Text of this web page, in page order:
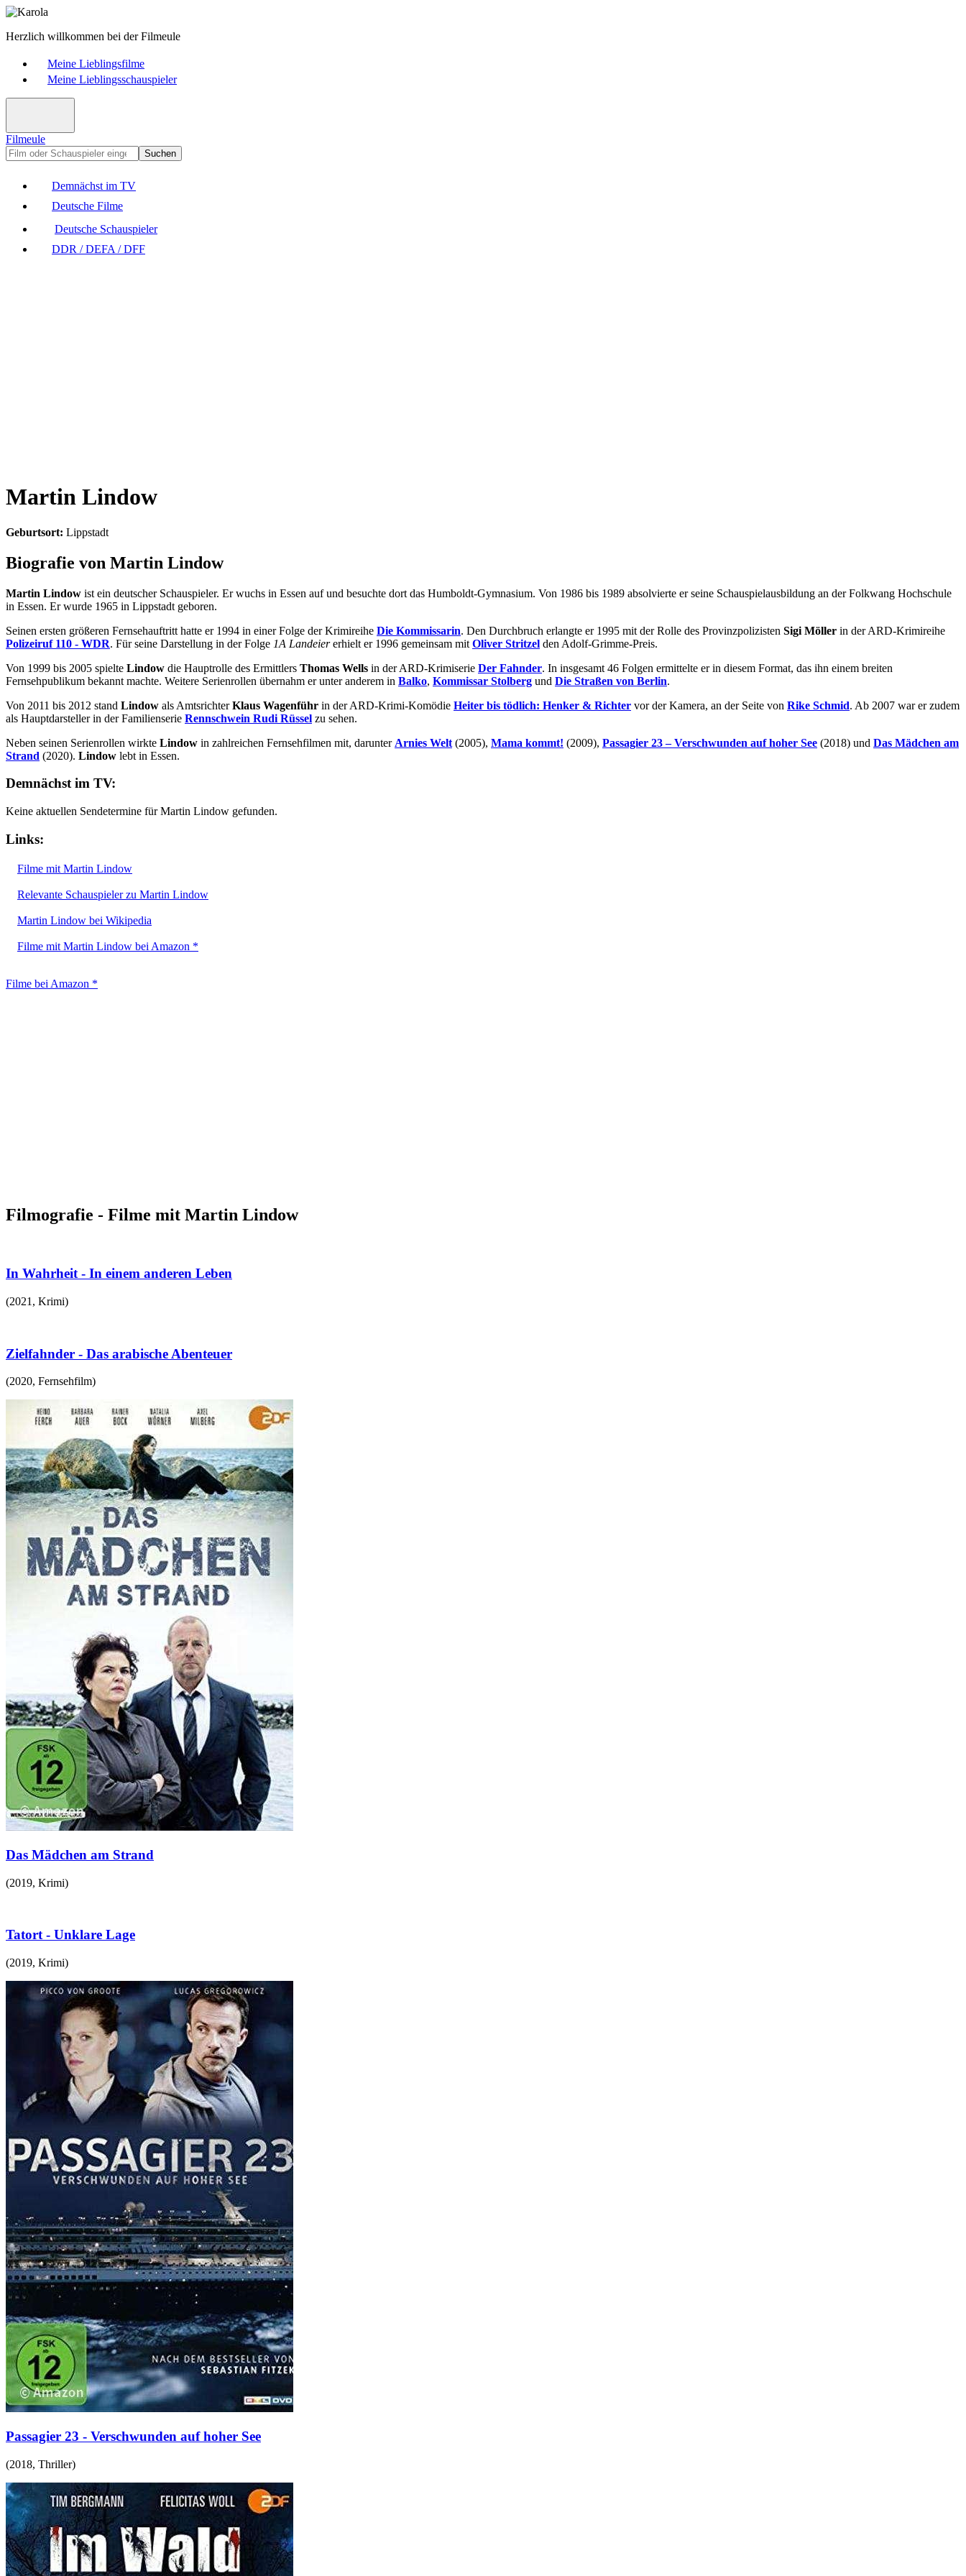
Herzlich willkommen bei der Filmeule
Meine Lieblingsfilme
Meine Lieblingsschauspieler
Filmeule
Suchen
Demnächst im TV
Deutsche Filme
Deutsche Schauspieler
DDR / DEFA / DFF
Martin Lindow
Geburtsort: Lippstadt
Biografie von Martin Lindow
Martin Lindow ist ein deutscher Schauspieler. Er wuchs in Essen auf und besuchte dort das Humboldt-Gymnasium. Von 1986 bis 1989 absolvierte er seine Schauspielausbildung an der Folkwang Hochschule
in Essen. Er wurde 1965 in Lippstadt geboren.
Seinen ersten größeren Fernsehauftritt hatte er 1994 in einer Folge der Krimireihe Die Kommissarin. Den Durchbruch erlangte er 1995 mit der Rolle des Provinzpolizisten Sigi Möller in der ARD-Krimireihe
Polizeiruf 110 - WDR. Für seine Darstellung in der Folge 1A Landeiererhielt er 1996 gemeinsam mit Oliver Stritzel den Adolf-Grimme-Preis.
Von 1999 bis 2005 spielte Lindow die Hauptrolle des Ermittlers Thomas Wells in der ARD-Krimiserie Der Fahnder. In insgesamt 46 Folgen ermittelte er in diesem Format, das ihn einem breiten
Fernsehpublikum bekannt machte. Weitere Serienrollen übernahm er unter anderem in Balko, Kommissar Stolberg und Die Straßen von Berlin.
Von 2011 bis 2012 stand Lindow als AmtsrichterKlaus Wagenführ in der ARD-Krimi-Komödie Heiter bis tödlich: Henker & Richter vor der Kamera, an der Seite von Rike Schmid. Ab 2007 war er zudem
als Hauptdarsteller in der Familienserie Rennschwein Rudi Rüssel zu sehen.
Neben seinen Serienrollen wirkte Lindow in zahlreichen Fernsehfilmen mit, darunter Arnies Welt (2005), Mama kommt! (2009), Passagier 23 – Verschwunden auf hoher See (2018) und Das Mädchen am
Strand (2020). Lindow lebt in Essen.
Demnächst im TV:
Keine aktuellen Sendetermine für Martin Lindow gefunden.
Links:
Filme mit Martin Lindow
Relevante Schauspieler zu Martin Lindow
Martin Lindow bei Wikipedia
Filme mit Martin Lindow bei Amazon *
Filme bei Amazon *
Filmografie - Filme mit Martin Lindow
In Wahrheit - In einem anderen Leben
(2021 , Krimi)
Zielfahnder - Das arabische Abenteuer
(2020, Fernsehfilm)
Das Mädchen am Strand
(2019, Krimi)
Tatort - Unklare Lage
(2019, Krimi)
Passagier 23 - Verschwunden auf hoher See
(2018, Thriller)